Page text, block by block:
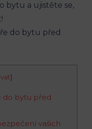
bytu a ujistěte se,
]
do bytu před
vašich